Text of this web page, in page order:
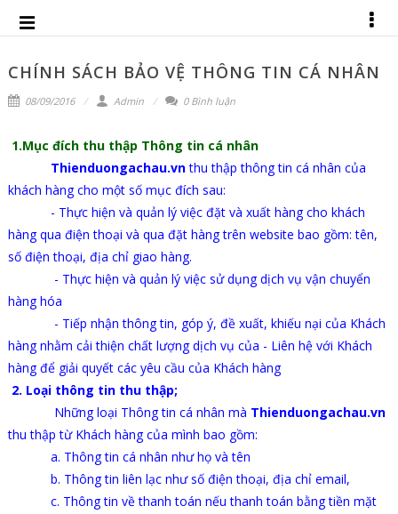
CHÍNH SÁCH BẢO VỆ THÔNG TIN CÁ NHÂN
08/09/2016 Admin 0 Bình luận
1.Mục đích thu thập Thông tin cá nhân
Thienduongachau.vnthu thập thông tin cá nhân của
khách hàng cho một số mục đích sau:
- Thực hiện và quản lý việc đặt và xuất hàng cho khách
hàng qua điện thoại và qua đặt hàng trên website bao gồm: tên,
số điện thoại, địa chỉ giao hàng.
- Thực hiện và quản lý việc sử dụng dịch vụ vận chuyển
hàng hóa
- Tiếp nhận thông tin, góp ý, đề xuất, khiếu nại của Khách
hàng nhằm cải thiện chất lượng dịch vụ của - Liên hệ với Khách
hàng để giải quyết các yêu cầu của Khách hàng
2. Loại thông tin thu thập;
Những loại Thông tin cá nhân mà Thienduongachau.vn
thu thập từ Khách hàng của mình bao gồm:
a. Thông tin cá nhân như họ và tên
b. Thông tin liên lạc như số điện thoại, địa chỉ email,
c. Thông tin về thanh toán nếu thanh toán bằng tiền mặt